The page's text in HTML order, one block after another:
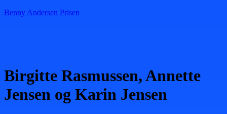
Benny Andersen Prisen
Birgitte Rasmussen, Annette
Jensen og Karin Jensen